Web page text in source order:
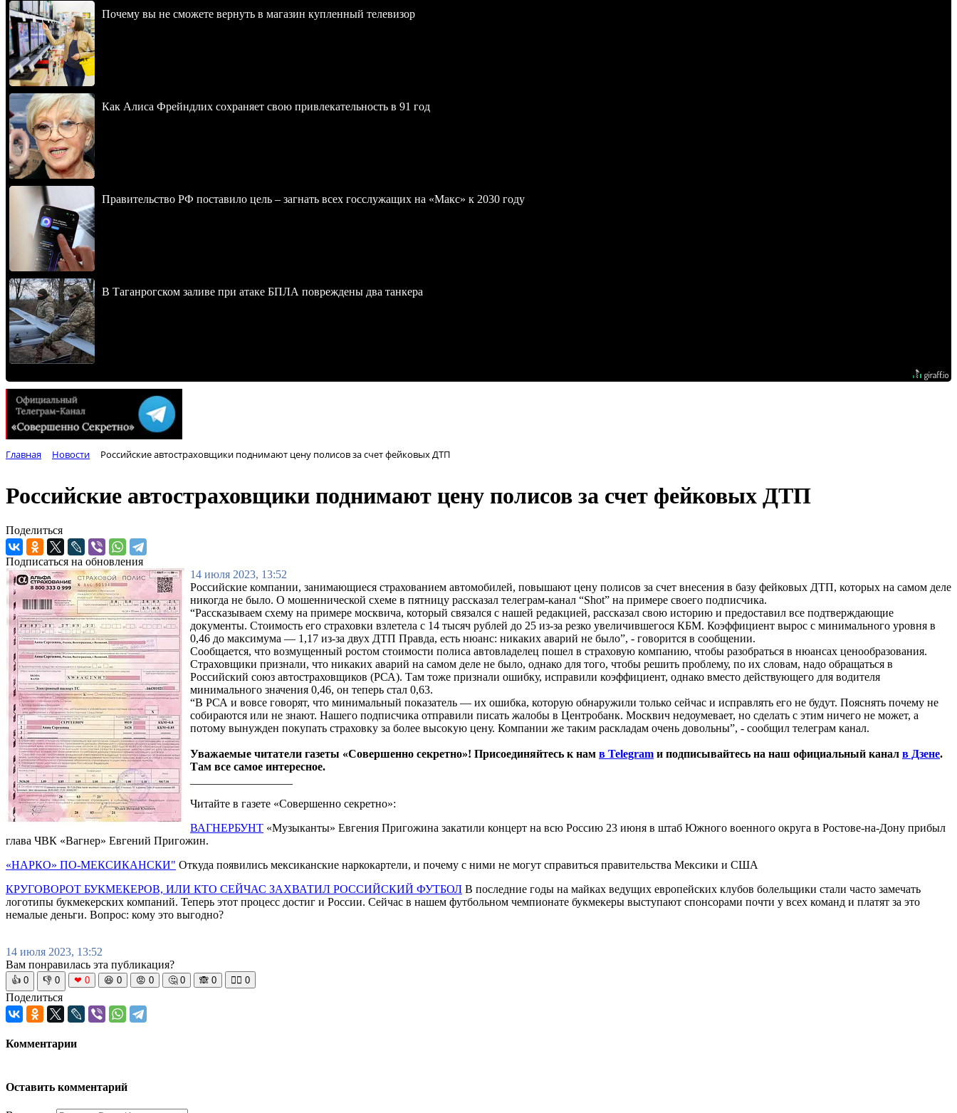
Почему вы не сможете вернуть в магазин купленный телевизор
Как Алиса Фрейндлих сохраняет свою привлекательность в 91 год
Правительство РФ поставило цель – загнать всех госслужащих на «Макс» к 2030 году
В Таганрогском заливе при атаке БПЛА повреждены два танкера
Главная Новости Российские автостраховщики поднимают цену полисов за счет фейковых ДТП
Российские автостраховщики поднимают цену полисов за счет фейковых ДТП
Поделиться
Подписаться на обновления
14 июля 2023, 13:52
Российские компании, занимающиеся страхованием автомобилей, повышают цену полисов за счет внесения в базу фейковых ДТП, которых на самом деле
никогда не было. О мошеннической схеме в пятницу рассказал телеграм-канал “Shot” на примере своего подписчика.
“Рассказываем схему на примере москвича, который связался с нашей редакцией, рассказал свою историю и предоставил все подтверждающие
документы. Стоимость его страховки взлетела с 14 тысяч рублей до 25 из-за резко увеличившегося КБМ. Коэффициент вырос с минимального уровня в
0,46 до максимума — 1,17 из-за двух ДТП Правда, есть нюанс: никаких аварий не было”, - говорится в сообщении.
Сообщается, что возмущенный ростом стоимости полиса автовладелец пошел в страховую компанию, чтобы разобраться в нюансах ценообразования.
Страховщики признали, что никаких аварий на самом деле не было, однако для того, чтобы решить проблему, по их словам, надо обращаться в
Российский союз автостраховщиков (РСА). Там тоже признали ошибку, исправили коэффициент, однако вместо действующего для водителя
минимального значения 0,46, он теперь стал 0,63.
“В РСА и вовсе говорят, что минимальный показатель — их ошибка, которую обнаружили только сейчас и исправлять его не будут. Пояснять почему не
собираются или не знают. Нашего подписчика отправили писать жалобы в Центробанк. Москвич недоумевает, но сделать с этим ничего не может, а
потому вынужден покупать страховку за более высокую цену. Компании же таким раскладам очень довольны”, - сообщил телеграм канал.
Уважаемые читатели газеты «Совершенно секретно»! Присоединяйтесь к нам в Telegram и подписывайтесь на наш официальный канал в Дзене.
Там все самое интересное.
Читайте в газете «Совершенно секретно»:
ВАГНЕРБУНТ «Музыканты» Евгения Пригожина закатили концерт на всю Россию 23 июня в штаб Южного военного округа в Ростове-на-Дону прибыл
глава ЧВК «Вагнер» Евгений Пригожин.
«НАРКО» ПО-МЕКСИКАНСКИ" Откуда появились мексиканские наркокартели, и почему с ними не могут справиться правительства Мексики и США
КРУГОВОРОТ БУКМЕКЕРОВ, ИЛИ КТО СЕЙЧАС ЗАХВАТИЛ РОССИЙСКИЙ ФУТБОЛ В последние годы на майках ведущих европейских клубов болельщики стали часто замечать
логотипы букмекерских компаний. Теперь этот процесс достиг и России. Сейчас в нашем футбольном чемпионате букмекеры выступают спонсорами почти у всех команд и платят за это
немалые деньги. Вопрос: кому это выгодно?
14 июля 2023, 13:52
Вам понравилась эта публикация?
👍 0 👎 0 ❤ 0 😆 0 😡 0 🤔 0 🙈 0 🧘‍♀️ 0
Поделиться
Комментарии
Оставить комментарий